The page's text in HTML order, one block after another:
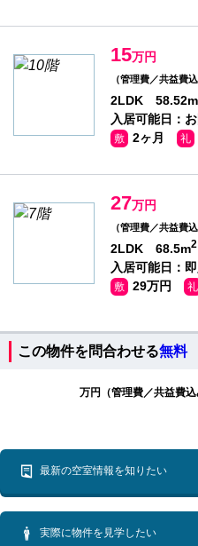
15万円
（管理費／共益費込
2LDK 58.52m
入居可能日：
敷 2ヶ月 礼
27万円
（管理費／共益費込
2LDK 68.5m2
入居可能日：
敷 29万円 礼
この物件を問合わせる無料
万円（管理費／共益費込
最新の空室情報を知りたい
実際に物件を見学したい